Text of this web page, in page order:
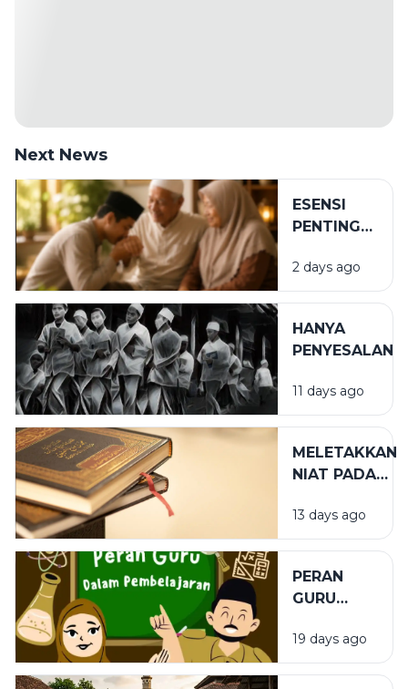
Next News
ESENSI
PENTING
BIRRUL
WALIDAIN
2 days ago
HANYA
PENYESALAN
11 days ago
MELETAKKAN
NIAT PADA
YANG TEPAT
13 days ago
PERAN
GURU
PENDIDIKAN
19 days ago